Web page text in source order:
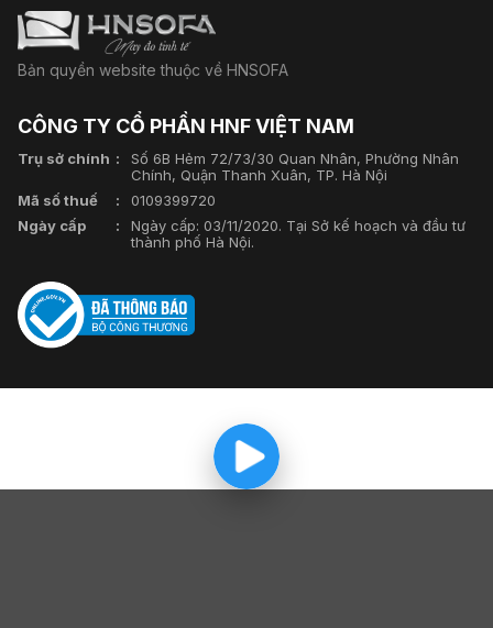
Bản quyền website thuộc về HNSOFA
CÔNG TY CỔ PHẦN HNF VIỆT NAM
Trụ sở chính
Số 6B Hẻm 72/73/30 Quan Nhân, Phường Nhân
Chính, Quận Thanh Xuân, TP. Hà Nội
Mã số thuế
0109399720
Ngày cấp
Ngày cấp: 03/11/2020. Tại Sở kế hoạch và đầu tư
thành phố Hà Nội.